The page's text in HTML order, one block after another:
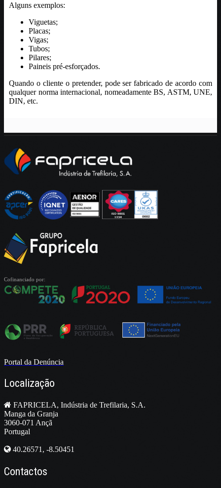
Alguns exemplos:
Viguetas;
Placas;
Vigas;
Tubos;
Pilares;
Paineis pré-esforçados.
Quando o cliente o pretender, pode ser fabricado de acordo com
qualquer norma internacional, nomeadamente BS, ASTM, UNE,
DIN, etc.
Cofinanciado por:
Portal da Denúncia
Localização
FAPRICELA, Indústria de Trefilaria, S.A.
Manga da Granja
3060-071 Ançã
Portugal
40.26571, -8.50451
Contactos